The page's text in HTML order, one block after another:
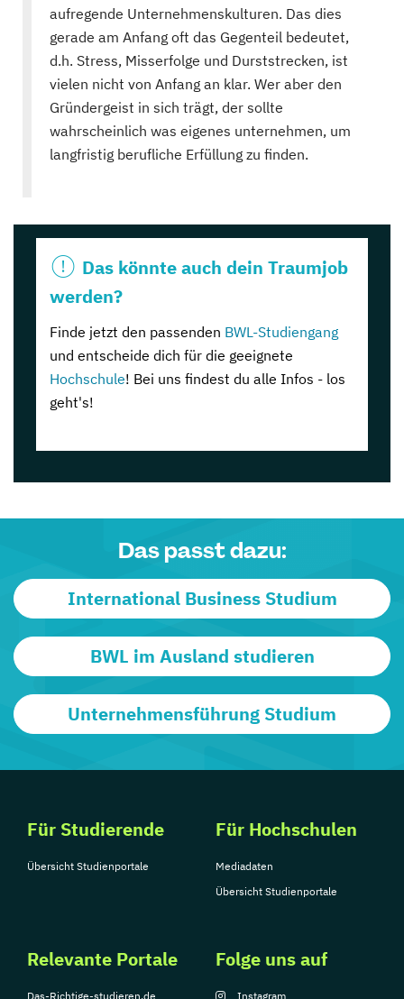
aufregende Unternehmenskulturen. Das dies
gerade am Anfang oft das Gegenteil bedeutet,
d.h. Stress, Misserfolge und Durststrecken, ist
vielen nicht von Anfang an klar. Wer aber den
Gründergeist in sich trägt, der sollte
wahrscheinlich was eigenes unternehmen, um
langfristig berufliche Erfüllung zu finden.
Das könnte auch dein Traumjob
werden?
Finde jetzt den passenden BWL-Studiengang
und entscheide dich für die geeignete
Hochschule! Bei uns findest du alle Infos - los
geht's!
Das passt dazu:
International Business Studium
BWL im Ausland studieren
Unternehmensführung Studium
Für Studierende
Übersicht Studienportale
Für Hochschulen
Mediadaten
Übersicht Studienportale
Relevante Portale
Das-Richtige-studieren.de
Folge uns auf
Instagram